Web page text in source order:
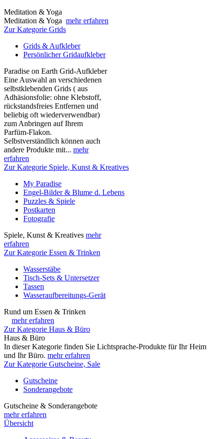
Meditation & Yoga
Meditation & Yoga mehr erfahren
Zur Kategorie Grids
Grids & Aufkleber
Persönlicher Gridaufkleber
Paradise on Earth Grid-Aufkleber
Eine Auswahl an verschiedenen
selbstklebenden Grids ( aus
Adhäsionsfolie: ohne Klebstoff,
rückstandsfreies Entfernen und
beliebig oft wiederverwendbar)
zum Anbringen auf Ihrem
Parfüm-Flakon.
Selbstverständlich können auch
andere Produkte mit... mehr
erfahren
Zur Kategorie Spiele, Kunst & Kreatives
My Paradise
Engel-Bilder & Blume d. Lebens
Puzzles & Spiele
Postkarten
Fotografie
Spiele, Kunst & Kreatives mehr
erfahren
Zur Kategorie Essen & Trinken
Wasserstäbe
Tisch-Sets & Untersetzer
Tassen
Wasseraufbereitungs-Gerät
Rund um Essen & Trinken
mehr erfahren
Zur Kategorie Haus & Büro
Haus & Büro
In dieser Kategorie finden Sie Lichtsprache-Produkte für Ihr Heim
und Ihr Büro. mehr erfahren
Zur Kategorie Gutscheine, Sale
Gutscheine
Sonderangebote
Gutscheine & Sonderangebote
mehr erfahren
Übersicht